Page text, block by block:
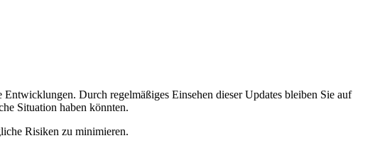
Durch regelmäßiges Einsehen dieser Updates bleiben Sie auf
Situation haben könnten.
Risiken zu minimieren.